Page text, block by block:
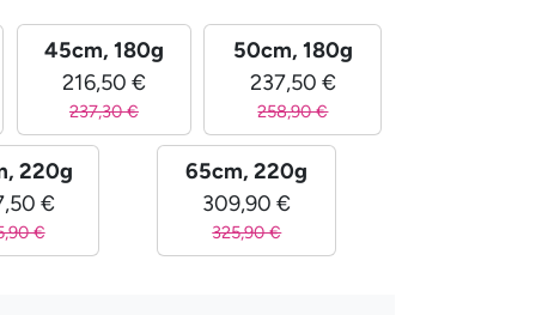
45cm, 180g
216,50 €
237,30 €
50cm, 180g
237,50 €
258,90 €
220g
€
€
65cm, 220g
309,90 €
325,90 €